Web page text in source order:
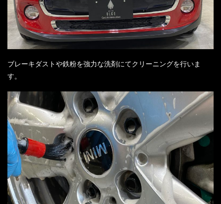
ブレーキダストや鉄粉を強力な洗剤にてクリーニングを行いま
す。